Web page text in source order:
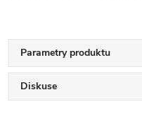
Parametry produktu
Diskuse